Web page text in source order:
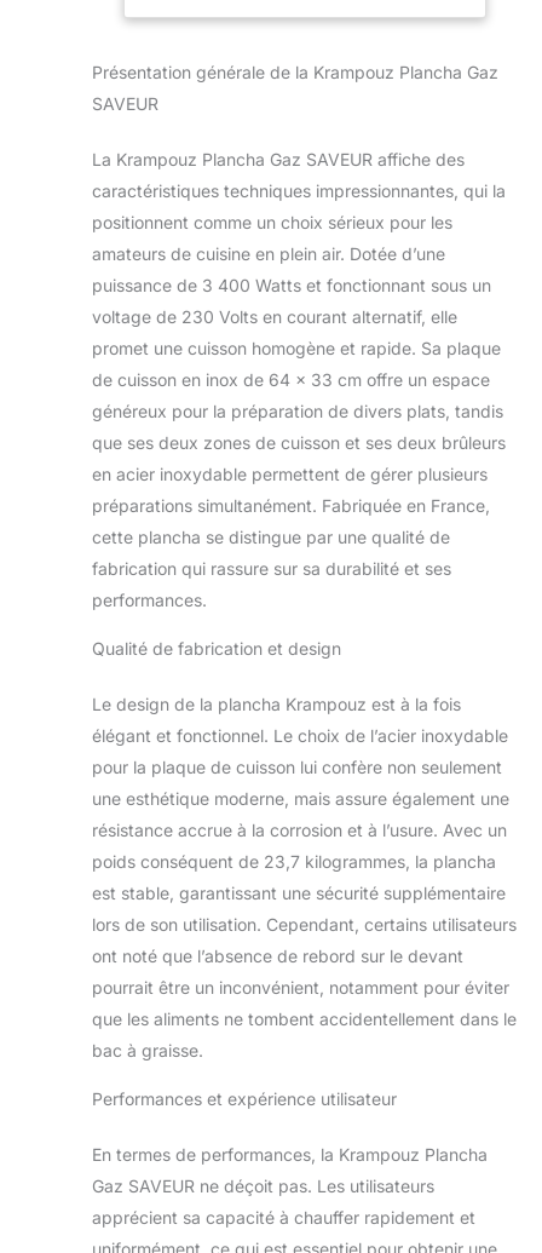
Nettoyage
Facile -
PFSV2MA-KR
une surface permet
TEMPÉRATURE
RÉGLABLE
Les 2 manettes
antidérapantes et
graduées
permettent de
régler facilement la
hauteur des
flammes pour une
cuisson maîtrisée.
HAUTE
PERFORMANCE :
La répartition
homogène et
précise de la
chaleur est assurée
cuisson couplée à
conducteur de
chaleur et ses 2
brûleurs en U de 2
x 1700 W. FACILE À
NETTOYER : La
plaque de cuisson
simplement avec de
l'eau et une boule
inox après
l'utilisation.
récupération des
jus (70 cl) est
ROBUSTE : Le
de cuisson et les
brûleurs sont en
issu du milieu
Présentation générale de la Krampouz Plancha Gaz
SAVEUR
La Krampouz Plancha Gaz SAVEUR affiche des
caractéristiques techniques impressionnantes, qui la
positionnent comme un choix sérieux pour les
amateurs de cuisine en plein air. Dotée d’une
puissance de 3 400 Watts et fonctionnant sous un
voltage de 230 Volts en courant alternatif, elle
promet une cuisson homogène et rapide. Sa plaque
de cuisson en inox de 64 x 33 cm offre un espace
généreux pour la préparation de divers plats, tandis
que ses deux zones de cuisson et ses deux brûleurs
en acier inoxydable permettent de gérer plusieurs
préparations simultanément. Fabriquée en France,
cette plancha se distingue par une qualité de
fabrication qui rassure sur sa durabilité et ses
performances.
Qualité de fabrication et design
Le design de la plancha Krampouz est à la fois
élégant et fonctionnel. Le choix de l’acier inoxydable
pour la plaque de cuisson lui confère non seulement
une esthétique moderne, mais assure également une
résistance accrue à la corrosion et à l’usure. Avec un
poids conséquent de 23,7 kilogrammes, la plancha
est stable, garantissant une sécurité supplémentaire
lors de son utilisation. Cependant, certains utilisateurs
ont noté que l’absence de rebord sur le devant
pourrait être un inconvénient, notamment pour éviter
que les aliments ne tombent accidentellement dans le
bac à graisse.
Performances et expérience utilisateur
En termes de performances, la Krampouz Plancha
Gaz SAVEUR ne déçoit pas. Les utilisateurs
apprécient sa capacité à chauffer rapidement et
uniformément, ce qui est essentiel pour obtenir une